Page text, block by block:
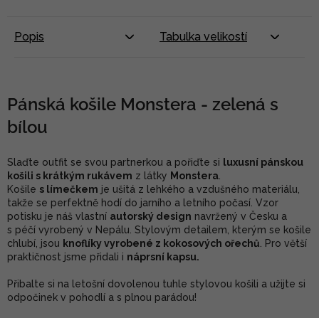
Popis Tabulka velikostí
Pánská košile Monstera - zelená s
bílou
Slaďte outfit se svou partnerkou a pořiďte si luxusní pánskou
košili s krátkým rukávem z látky Monstera
Košile s límečkem je ušitá z lehkého a vzdušného materiálu,
takže se perfektně hodí do jarního a letního počasí. Vzor
potisku je náš vlastní autorský design navržený v Česku a
s péčí vyrobený v Nepálu. Stylovým detailem, kterým se košile
chlubí, jsou knoflíky vyrobené z kokosových ořechů . Pro větší
praktičnost jsme přidali i náprsní kapsu.
Přibalte si na letošní dovolenou tuhle stylovou košili a užijte si
odpočinek v pohodlí a s plnou parádou!